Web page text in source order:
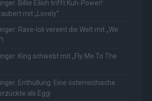
Billie Eilish trifft Kuh-Power!
mit „Lovely“
Rave-Ioli vereint die Welt mit „We
King schwebt mit „Fly Me To The
Enthüllung: Eine österreichische
als Eggi